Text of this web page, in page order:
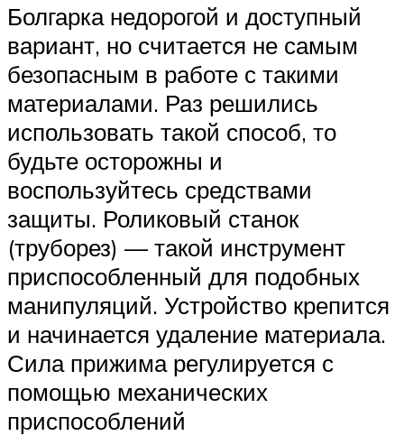
Болгарка недорогой и доступный
вариант, но считается не самым
безопасным в работе с такими
материалами. Раз решились
использовать такой способ, то
будьте осторожны и
воспользуйтесь средствами
защиты. Роликовый станок
(труборез) — такой инструмент
приспособленный для подобных
манипуляций. Устройство крепится
и начинается удаление материала.
Сила прижима регулируется с
помощью механических
приспособлений